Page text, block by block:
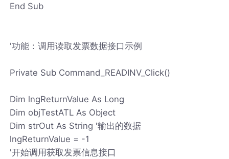
End Sub
'功能：调用读取发票数据接口示例
Private Sub Command_READINV_Click()
Dim lngReturnValue As Long
Dim objTestATL As Object
Dim strOut As String '输出的数据
lngReturnValue = -1
'开始调用获取发票信息接口